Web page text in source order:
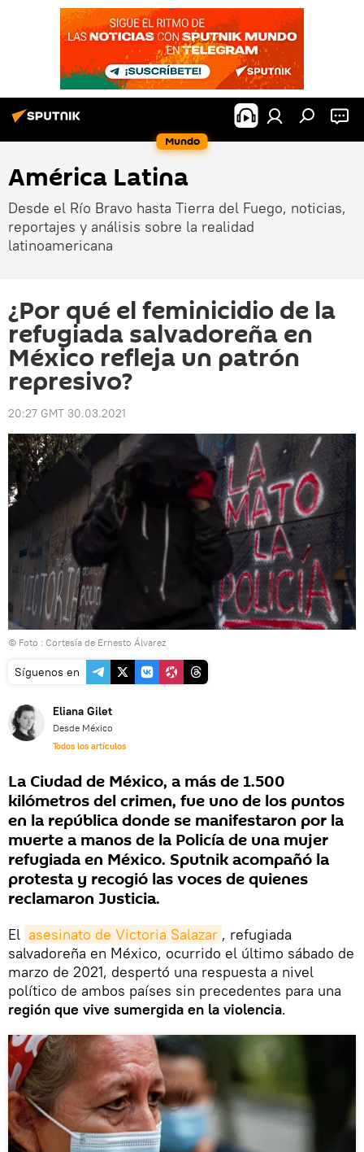
Mundo
América Latina
Desde el Río Bravo hasta Tierra del Fuego, noticias,
reportajes y análisis sobre la realidad
latinoamericana
¿Por qué el feminicidio de la
refugiada salvadoreña en
México refleja un patrón
represivo?
20:27 GMT 30.03.2021
© Foto : Cortesía de Ernesto Álvarez
Síguenos en
Eliana Gilet
Desde México
Todos los artículos
La Ciudad de México, a más de 1.500
kilómetros del crimen, fue uno de los puntos
en la república donde se manifestaron por la
muerte a manos de la Policía de una mujer
refugiada en México. Sputnik acompañó la
protesta y recogió las voces de quienes
reclamaron Justicia.
El asesinato de Victoria Salazar , refugiada
salvadoreña en México, ocurrido el último sábado de
marzo de 2021, despertó una respuesta a nivel
político de ambos países sin precedentes para una
región que vive sumergida en la violencia.